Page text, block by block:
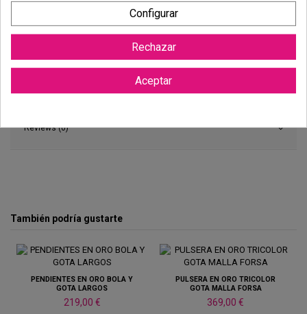
Reviews (0)
También podría gustarte
PENDIENTES EN ORO BOLA Y
GOTA LARGOS
219,00 €
PULSERA EN ORO TRICOLOR
GOTA MALLA FORSA
369,00 €
Configurar
Rechazar
Aceptar